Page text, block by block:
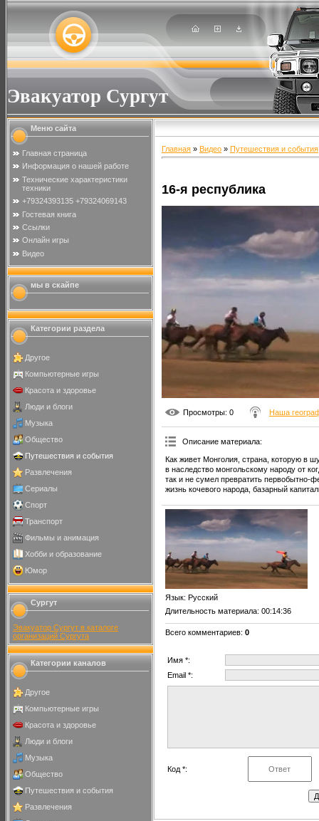
Эвакуатор Сургут
Меню сайта
Главная страница
Информация о нашей работе
Технические характеристики
техники
+79324393135 +79324069143
Гостевая книга
Ссылки
Онлайн игры
Видео
мы в скайпе
Категории раздела
Другое
Компьютерные игры
Красота и здоровье
Люди и блоги
Музыка
Общество
Путешествия и события
Развлечения
Сериалы
Спорт
Транспорт
Фильмы и анимация
Хобби и образование
Юмор
Сургут
Эвакуатор Сургут в каталоге
организаций Сургута
Категории каналов
Другое
Компьютерные игры
Красота и здоровье
Люди и блоги
Музыка
Общество
Путешествия и события
Развлечения
Главная » Видео » Путешествия и события
16-я республика
Просмотры: 0 Наша
Описание материала:
Как живет Монголия, страна, которую в
в наследство монгольскому народу от
так и не сумел превратить первобытно-
жизнь кочевого народа, базарный
Язык: Русский
Длительность материала: 00:14:36
Всего комментариев: 0
Имя *:
Email *:
Код *: